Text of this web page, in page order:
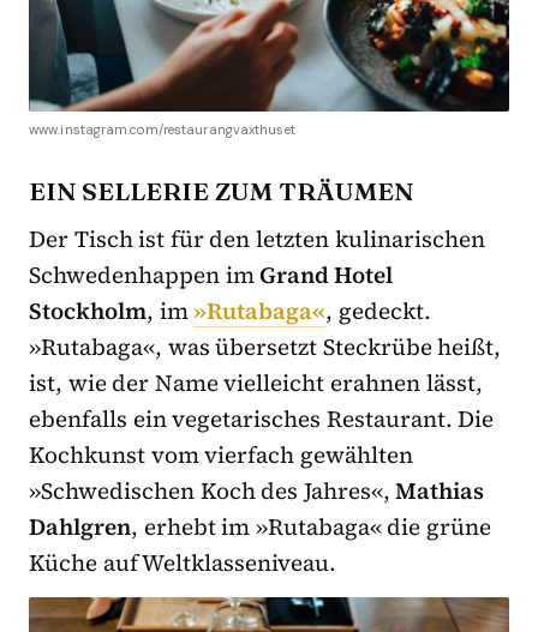
www.instagram.com/restaurangvaxthuset
EIN SELLERIE ZUM TRÄUMEN
Der Tisch ist für den letzten kulinarischen
Schwedenhappen imGrand Hotel
Stockholm, im»Rutabaga«, gedeckt.
»Rutabaga«, was übersetzt Steckrübe heißt,
ist, wie der Name vielleicht erahnen lässt,
ebenfalls ein vegetarisches Restaurant. Die
Kochkunst vom vierfach gewählten
»Schwedischen Koch des Jahres«,Mathias
Dahlgren, erhebt im »Rutabaga« die grüne
Küche auf Weltklasseniveau.